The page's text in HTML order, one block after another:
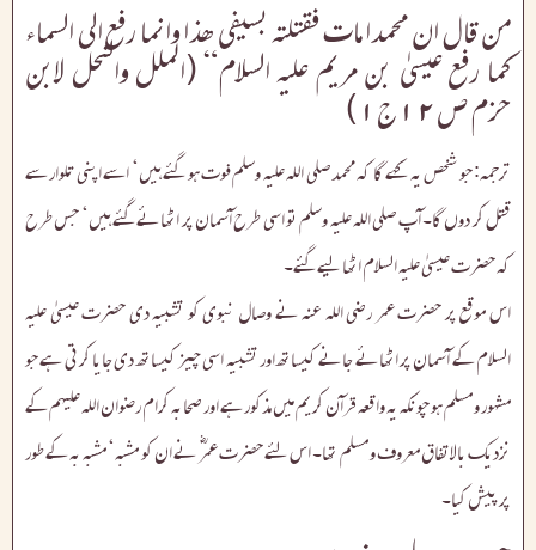
من قال ان محمدا مات فقتلتہ بسیفی ھذا وانما رفع الی السماء
کما رفع عیسیٰ بن مریم علیہ السلام“ (الملل والنحل لابن
حزم ص۱۲ج۱)
ترجمہ: جو شخص یہ کہے گا کہ محمد صلی اللہ علیہ وسلم فوت ہو گئے ہیں‘ اسے اپنی تلوار سے
قتل کر دوں گا۔ آپ صلی اللہ علیہ وسلم تو اسی طرح آسمان پر اٹھائے گئے ہیں‘ جس طرح
کہ حضرت عیسیٰ علیہ السلام اٹھا لیے گئے۔
اس موقع پر حضرت عمر رضی اللہ عنہ نے وصال نبوی کو تشبیہ دی حضرت عیسیٰ علیہ
السلام کے آسمان پر اٹھائے جانے کیساتھ اور تشبیہ اسی چیز کیساتھ دی جایا کرتی ہے جو
مشہور و مسلم ہو چونکہ یہ واقعہ قرآن کریم میں مذکور ہے اور صحابہ کرام رضوان اللہ علیہم کے
نزدیک بالاتفاق معروف و مسلم تھا۔ اس لئے حضرت عمرؓ نے ان کو مشبہ‘ مشبہ بہ کے طور
پر پیش کیا۔